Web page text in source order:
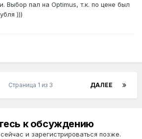
Выбор пал на Optimus, т.к. по цене был
)))
ДАЛЕЕ
Страница 1 из 3
к обсуждению
и зарегистрироваться позже.